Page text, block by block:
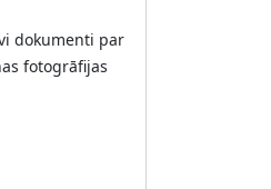
dokumenti par
fotogrāfijas